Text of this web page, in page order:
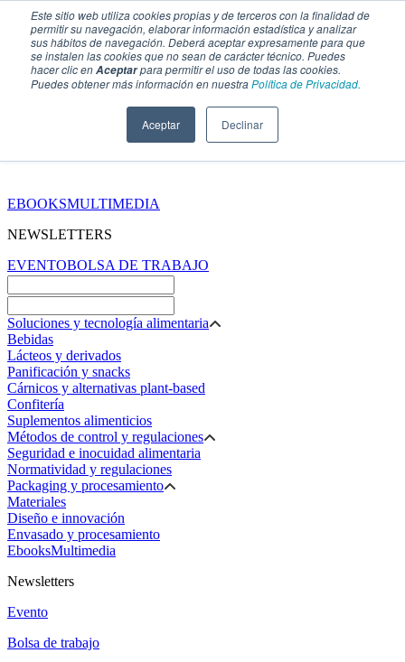
Este sitio web utiliza cookies propias y de terceros con la finalidad de
permitir su navegación, elaborar información estadística y analizar
sus hábitos de navegación. Deberá aceptar expresamente para que
se instalen las cookies que no sean de carácter técnico. Puedes
hacer clic enAceptarpara permitir el uso de todas las cookies.
Puedes obtener más información en nuestraPolítica de Privacidad.
Aceptar Declinar
EBOOKSMULTIMEDIA
NEWSLETTERS
EVENTOBOLSA DE TRABAJO
Soluciones y tecnología alimentaria
Bebidas
Lácteos y derivados
Panificación y snacks
Cárnicos y alternativas plant-based
Confitería
Suplementos alimenticios
Métodos de control y regulaciones
Seguridad e inocuidad alimentaria
Normatividad y regulaciones
Packaging y procesamiento
Materiales
Diseño e innovación
Envasado y procesamiento
EbooksMultimedia
Newsletters
Evento
Bolsa de trabajo